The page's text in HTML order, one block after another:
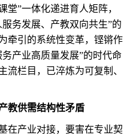
”一体化递进育人矩阵，
务发展、产教双向共生”的
牵引的系统性变革，铿锵作
产业高质量发展”的时代命
流栏目，已淬炼为可复制、
教供需结构性矛盾
产业对接，要害在专业契